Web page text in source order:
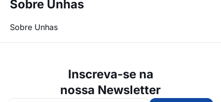
Sobre Unhas
Sobre Unhas
Inscreva-se na
nossa Newsletter